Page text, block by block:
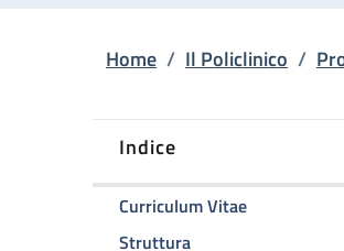
Briciole di
Home / Il Policlinico /
Indice
Curriculum Vitaedella pagina
Strutturadella pagina Dianella